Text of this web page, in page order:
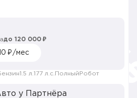
до 120 000 ₽
₽/мес
1.5 л. 177 л.с. Полный Робот
у Партнёра